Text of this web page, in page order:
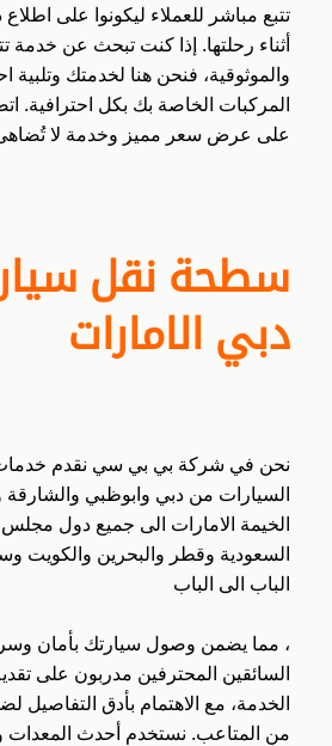
تتبع مباشر للعملاء ليكونوا على
أثناء رحلتها. إذا كنت تبحث عن خدمة
والموثوقية، فنحن هنا لخدمتك وتلبية
المركبات الخاصة بك بكل احترافية.
على عرض سعر مميز وخدمة لا
سطحة نقل
دبي الامارات
نحن في شركة بي بي سي نقدم
السيارات من دبي وابوظبي
الخيمة الامارات الى جميع دول مجلس
السعودية وقطر والبحرين والكويت
الباب الى الباب
، مما يضمن وصول سيارتك بأمان
السائقين المحترفين مدربون على
الخدمة، مع الاهتمام بأدق التفاصيل
من المتاعب. نستخدم أحدث المعدات